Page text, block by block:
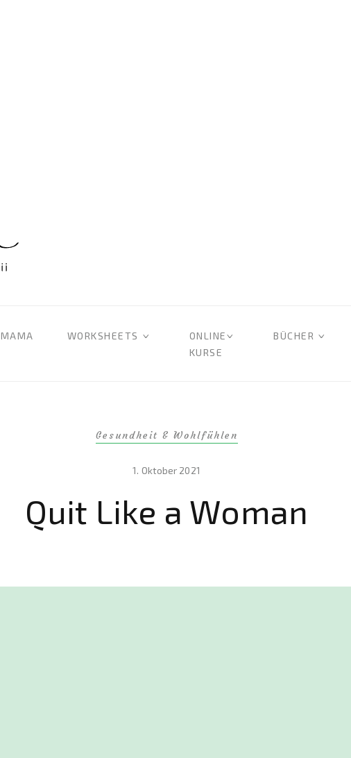
MAMA WORKSHEETS
ONLINE
KURSE
BÜCHER
Gesundheit & Wohlfühlen
1. Oktober 2021
Quit Like a Woman